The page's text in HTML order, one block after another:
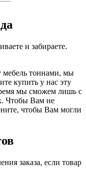
и забираете.
тоннами, мы
купить у нас эту
мы сможем лишь с
Чтобы Вам не
чтобы Вам могли
заказа, если товар